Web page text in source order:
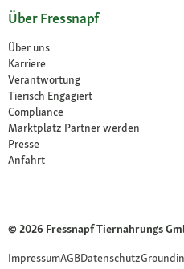
Über Fressnapf
Über uns
Karriere
Verantwortung
Tierisch Engagiert
Compliance
Marktplatz Partner werden
Presse
Anfahrt
© 2026 Fressnapf Tiernahrungs
ImpressumAGBDatenschutz